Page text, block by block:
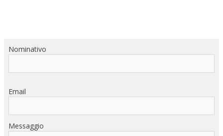
Nominativo
Email
Messaggio